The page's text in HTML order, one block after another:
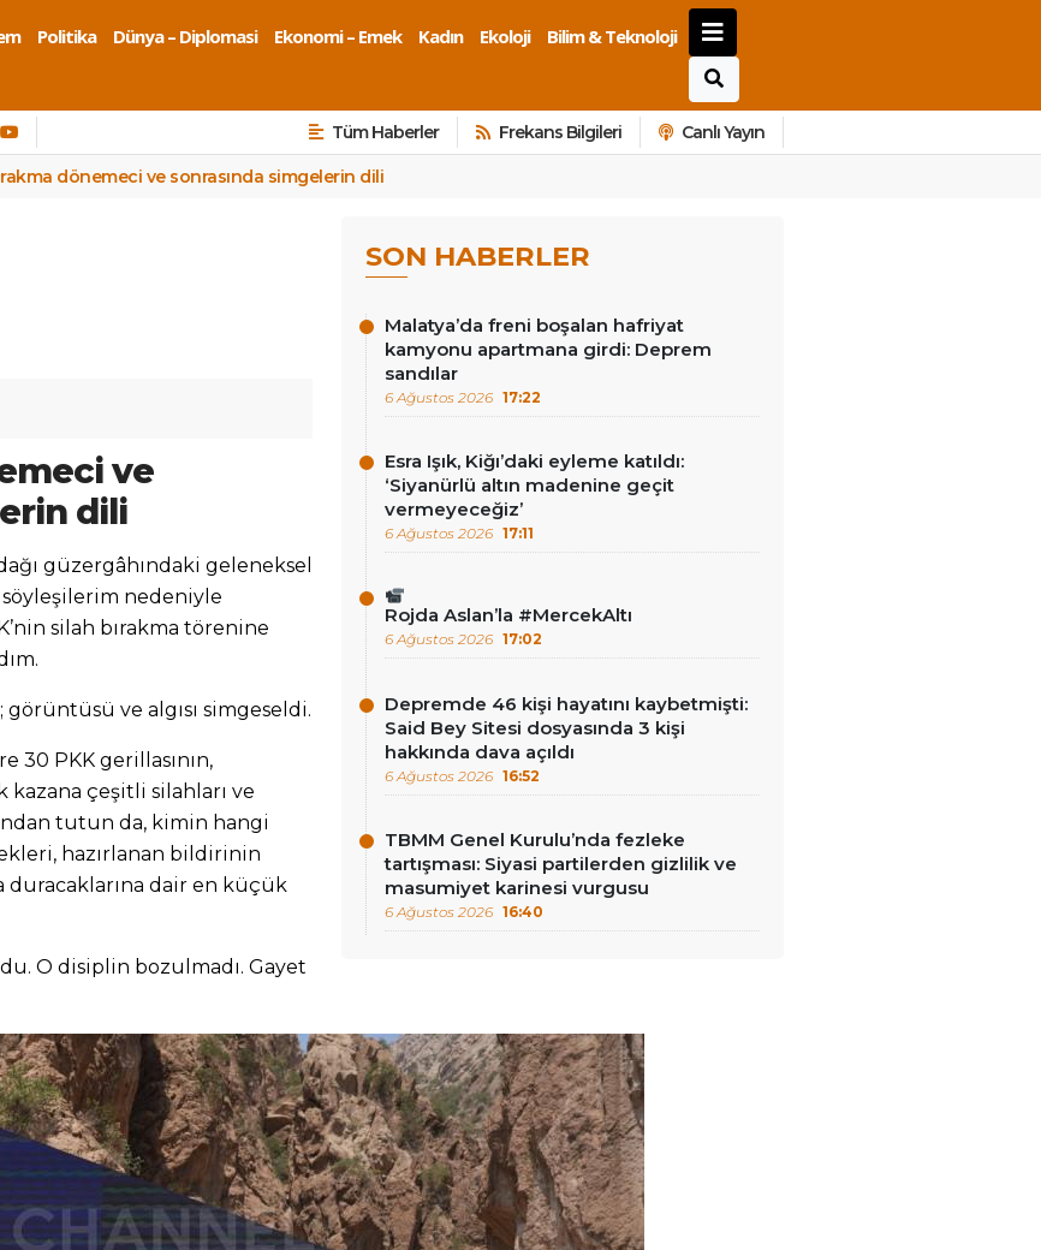
Politika Dünya – Diplomasi Ekonomi – Emek Kadın Ekoloji
Bilim & Teknoloji
Tüm Haberler Frekans Bilgileri Canlı Yayın
dönemeci ve sonrasında simgelerin dili
ve
dili
güzergâhındaki geleneksel
nedeniyle
silah bırakma törenine
ve algısı simgeseldi.
30 PKK gerillasının,
kazana çeşitli silahları ve
tutun da, kimin hangi
hazırlanan bildirinin
duracaklarına dair en küçük
O disiplin bozulmadı. Gayet
SON HABERLER
Malatya’da freni boşalan hafriyat
kamyonu apartmana girdi: Deprem
sandılar
6 Ağustos 2026 17:22
Esra Işık, Kiğı’daki eyleme katıldı:
‘Siyanürlü altın madenine geçit
vermeyeceğiz’
6 Ağustos 2026 17:11
Rojda Aslan’la #MercekAltı
6 Ağustos 2026 17:02
Depremde 46 kişi hayatını kaybetmişti:
Said Bey Sitesi dosyasında 3 kişi
hakkında dava açıldı
6 Ağustos 2026 16:52
TBMM Genel Kurulu’nda fezleke
tartışması: Siyasi partilerden gizlilik ve
masumiyet karinesi vurgusu
6 Ağustos 2026 16:40